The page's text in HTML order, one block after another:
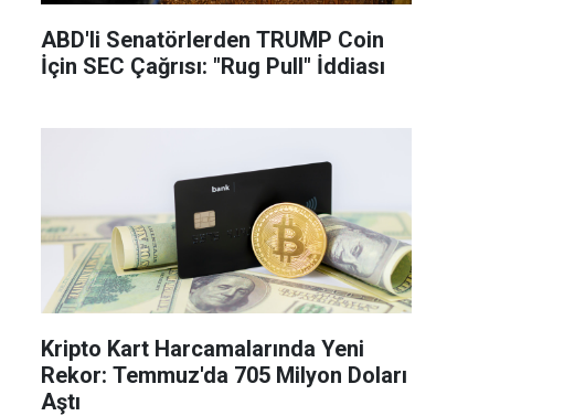
ABD'li Senatörlerden TRUMP Coin
İçin SEC Çağrısı: "Rug Pull" İddiası
Kripto Kart Harcamalarında Yeni
Rekor: Temmuz'da 705 Milyon Doları
Aştı